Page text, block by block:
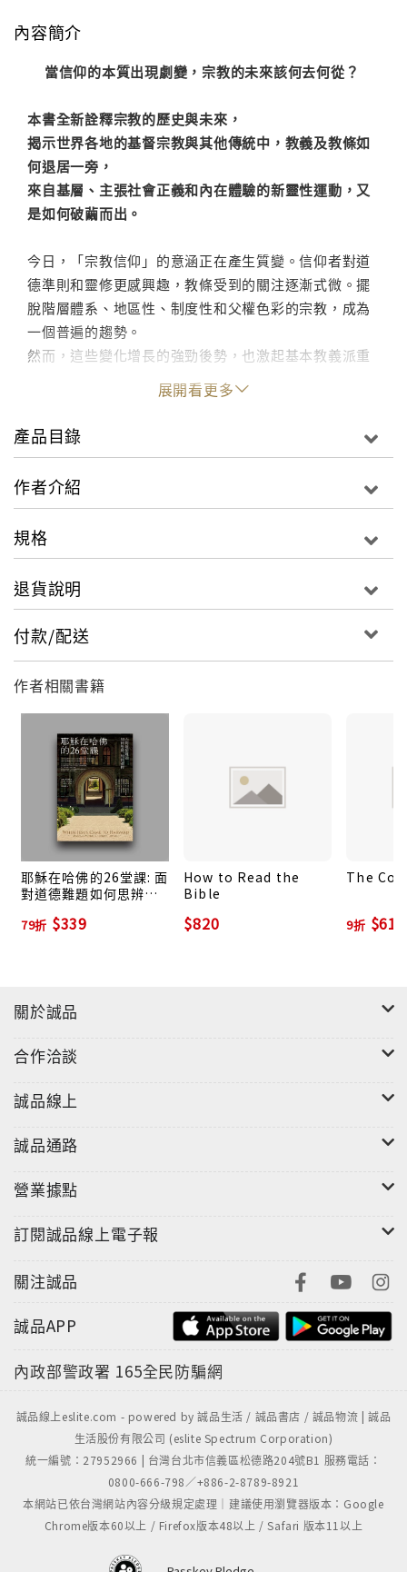
內容簡介
當信仰的本質出現劇變，宗教的未來該何去何從？
本書全新詮釋宗教的歷史與未來，
揭示世界各地的基督宗教與其他傳統中，教義及教條如
何退居一旁，
來自基層、主張社會正義和內在體驗的新靈性運動，又
是如何破繭而出。
今日，「宗教信仰」的意涵正在產生質變。信仰者對道
德準則和靈修更感興趣，教條受到的關注逐漸式微。擺
脫階層體系、地區性、制度性和父權色彩的宗教，成為
一個普遍的趨勢。
然而，這些變化增長的強勁後勢，也激起基本教義派重
新抬頭，加上快節奏的全球變化，面對這些來勢洶洶的
挑戰，基督宗教還能保有其鮮活、激越的本質嗎？哈
維．考克斯以其獨到的慧眼和敏銳的洞察力，帶領讀者
探索上述這些問題與其他議題。他將基督宗教的歷史分
的教誨。
確的教條」。
．聖靈時代：21世紀出現的新潮流，走向忽略教條、打
破不同宗教藩籬的未來。
在這三個重要變遷的脈絡下，我們可以更瞭解基督宗教
擺脫教條的緣由與過程。如今，基督宗教與其他宗教傳
統之內，正醞釀著一場與過去迥異的新靈性運動。考克
斯所描繪出的宗教景觀，將激勵我們用全新的方式思考
信仰。
展開看更多
產品目錄
作者介紹
規格
退貨說明
付款/配送
作者相關書籍
耶穌在哈佛的26堂課: 面
對道德難題如何思辨、
79折 $339
How to Read the
Bible
$820
The
9折 $616
關於誠品
合作洽談
誠品線上
誠品通路
營業據點
訂閱誠品線上電子報
關注誠品
誠品APP
內政部警政署 165全民防騙網
誠品線上eslite.com - powered by 誠品生活 / 誠品書店 / 誠品物流 | 誠品
生活股份有限公司 (eslite Spectrum Corporation)
統一編號：27952966 | 台灣台北市信義區松德路204號B1 服務電話：
0800-666-798／+886-2-8789-8921
本網站已依台灣網站內容分級規定處理｜建議使用瀏覽器版本：Google
Chrome版本60以上 / Firefox版本48以上 / Safari 版本11以上